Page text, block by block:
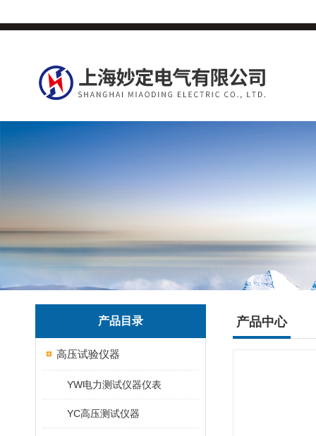
产品目录
高压试验仪器
YW电力测试仪器仪表
YC高压测试仪器
产品中心